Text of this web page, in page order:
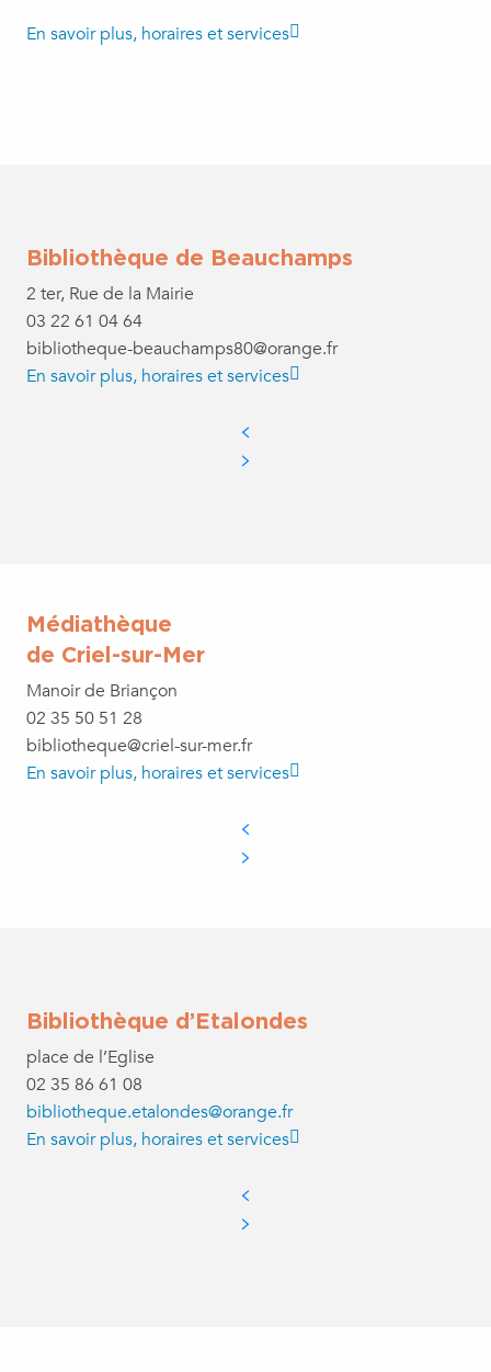
En savoir plus, horaires et services
Bibliothèque de Beauchamps
2 ter, Rue de la Mairie
03 22 61 04 64
bibliotheque-beauchamps80@orange.fr
En savoir plus, horaires et services
Médiathèque
de Criel-sur-Mer
Manoir de Briançon
02 35 50 51 28
bibliotheque@criel-sur-mer.fr
En savoir plus, horaires et services
Bibliothèque d’Etalondes
place de l’Eglise
02 35 86 61 08
bibliotheque.etalondes@orange.fr
En savoir plus, horaires et services